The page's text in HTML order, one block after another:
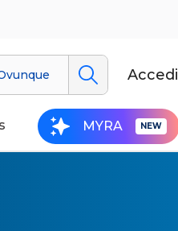
Accedi
MYRA